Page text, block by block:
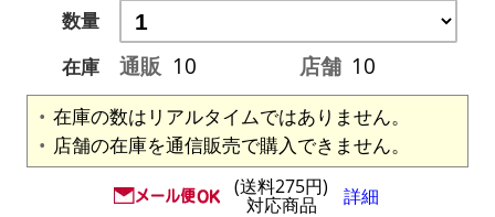
数量
在庫
通販 10 店舗 10
在庫の数はリアルタイムではありません。
店舗の在庫を通信販売で購入できません。
(送料275円)
対応商品 詳細